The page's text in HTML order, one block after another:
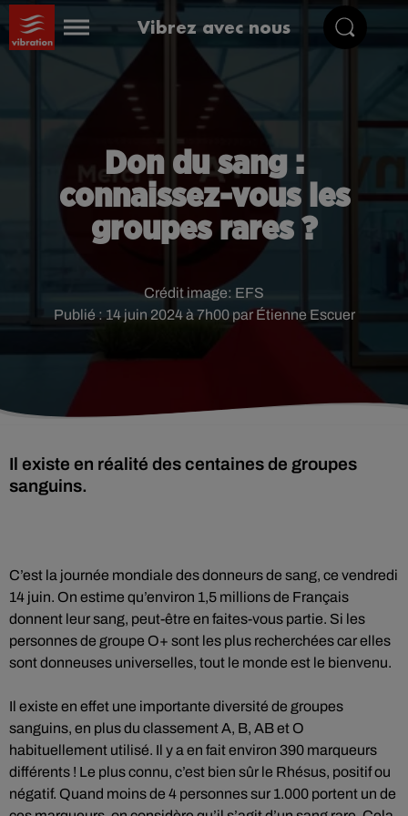
Vibrez avec nous
Don du sang :
connaissez-vous les
groupes rares ?
Publié : 14 juin 2024 à 7h00 par Étienne Escuer
Crédit image: EFS
Il existe en réalité des centaines de groupes
sanguins.
C’est la journée mondiale des donneurs de sang, ce vendredi
14 juin. On estime qu’environ 1,5 millions de Français
donnent leur sang, peut-être en faites-vous partie. Si les
personnes de groupe O+ sont les plus recherchées car elles
sont donneuses universelles, tout le monde est le bienvenu.
Il existe en effet une importante diversité de groupes
sanguins, en plus du classement A, B, AB et O
habituellement utilisé. Il y a en fait environ 390 marqueurs
différents ! Le plus connu, c’est bien sûr le Rhésus, positif ou
négatif. Quand moins de 4 personnes sur 1.000 portent un de